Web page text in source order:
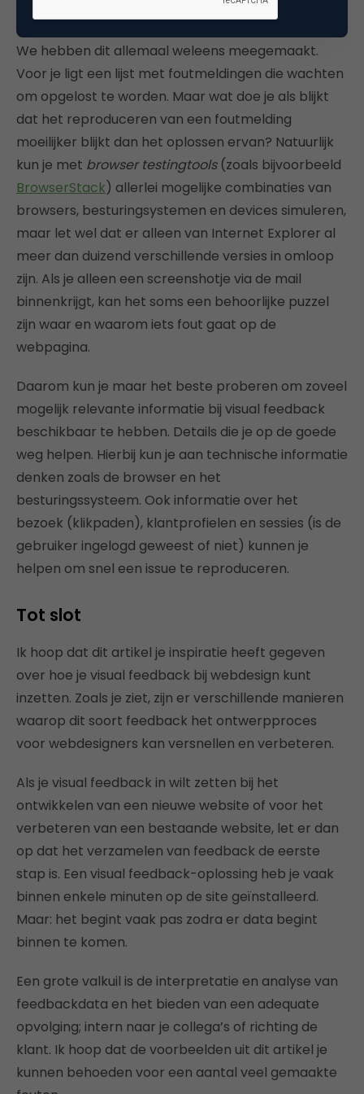
rondom issues
We hebben dit allemaal weleens meegemaakt.
Voor je ligt een lijst met foutmeldingen die wachten
om opgelost te worden. Maar wat doe je als blijkt
dat het reproduceren van een foutmelding
moeilijker blijkt dan het oplossen ervan? Natuurlijk
kun je met browser testingtools (zoals bijvoorbeeld
BrowserStack) allerlei mogelijke combinaties van
browsers, besturingsystemen en devices simuleren,
maar let wel dat er alleen van Internet Explorer al
meer dan duizend verschillende versies in omloop
zijn. Als je alleen een screenshotje via de mail
binnenkrijgt, kan het soms een behoorlijke puzzel
zijn waar en waarom iets fout gaat op de
webpagina.
Daarom kun je maar het beste proberen om zoveel
mogelijk relevante informatie bij visual feedback
beschikbaar te hebben. Details die je op de goede
weg helpen. Hierbij kun je aan technische informatie
denken zoals de browser en het
besturingssysteem. Ook informatie over het
bezoek (klikpaden), klantprofielen en sessies (is de
gebruiker ingelogd geweest of niet) kunnen je
helpen om snel een issue te reproduceren.
Tot slot
Ik hoop dat dit artikel je inspiratie heeft gegeven
over hoe je visual feedback bij webdesign kunt
inzetten. Zoals je ziet, zijn er verschillende manieren
waarop dit soort feedback het ontwerpproces
voor webdesigners kan versnellen en verbeteren.
Als je visual feedback in wilt zetten bij het
ontwikkelen van een nieuwe website of voor het
verbeteren van een bestaande website, let er dan
op dat het verzamelen van feedback de eerste
stap is. Een visual feedback-oplossing heb je vaak
binnen enkele minuten op de site geïnstalleerd.
Maar: het begint vaak pas zodra er data begint
binnen te komen.
Een grote valkuil is de interpretatie en analyse van
feedbackdata en het bieden van een adequate
opvolging; intern naar je collega’s of richting de
klant. Ik hoop dat de voorbeelden uit dit artikel je
kunnen behoeden voor een aantal veel gemaakte